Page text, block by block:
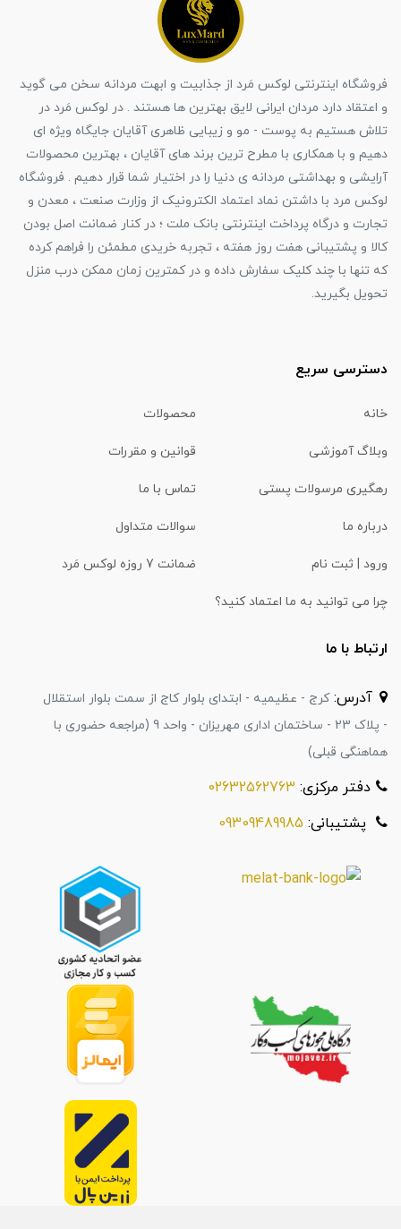
فروشگاه اینترنتی لوکس مَرد از جذابیت و ابهت مردانه سخن می گوید
و اعتقاد دارد مردان ایرانی لایق بهترین ها هستند . در لوکس مَرد در
تلاش هستیم به پوست - مو و زیبایی ظاهری آقایان جایگاه ویژه ای
دهیم و با همکاری با مطرح ترین برند های آقایان ، بهترین محصولات
آرایشی و بهداشتی مردانه ی دنیا را در اختیار شما قرار دهیم . فروشگاه
لوکس مرد با داشتن نماد اعتماد الکترونیک از وزارت صنعت ، معدن و
تجارت و درگاه پرداخت اینترنتی بانک ملت ؛ در کنار ضمانت اصل بودن
کالا و پشتیبانی هفت روز هفته ، تجربه خریدی مطمئن را فراهم کرده
که تنها با چند کلیک سفارش داده و در کمترین زمان ممکن درب منزل
تحویل بگیرید.
دسترسی سریع
خانه محصولات
وبلاگ آموزشی قوانین و مقررات
رهگیری مرسولات پستی تماس با ما
درباره ما سوالات متداول
ورود | ثبت نام ضمانت 7 روزه لوکس مَرد
چرا می توانید به ما اعتماد کنید؟
ارتباط با ما
آدرس:کرج - عظیمیه - ابتدای بلوار کاج از سمت بلوار استقلال
- پلاک 23 - ساختمان اداری مهریزان - واحد 9 (مراجعه حضوری با
هماهنگی قبلی)
دفتر مرکزی: 02632562763
پشتیبانی: 09309489985